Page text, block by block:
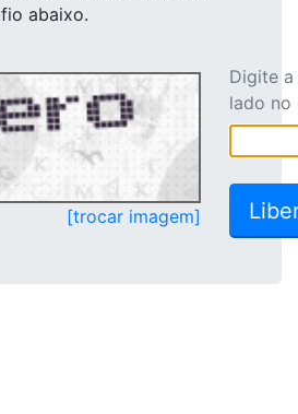
abaixo.
[trocar imagem]
Digite
lado no